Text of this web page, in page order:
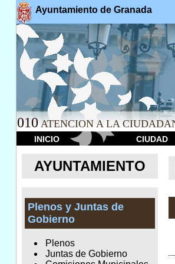
Ayuntamiento de Granada
010 ATENCION A LA
INICIO CIUDAD
AYUNTAMIENTO
Plenos y Juntas de
Gobierno
Plenos
Juntas de Gobierno